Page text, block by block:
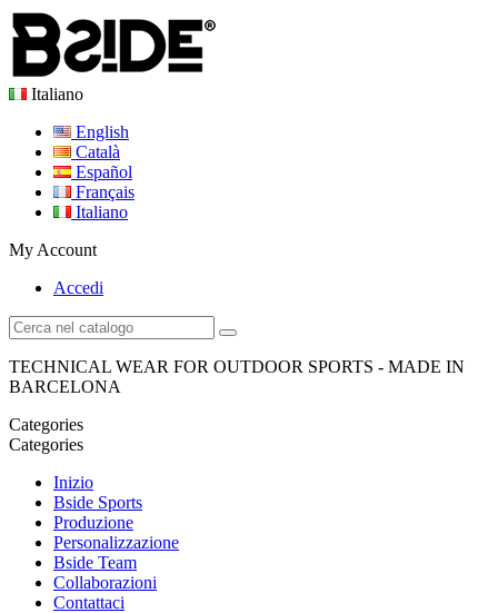
Italiano
English
Català
Español
Français
Italiano
My Account
Accedi
TECHNICAL WEAR FOR OUTDOOR SPORTS - MADE IN
BARCELONA
Categories
Categories
Inizio
Bside Sports
Produzione
Personalizzazione
Bside Team
Collaborazioni
Contattaci